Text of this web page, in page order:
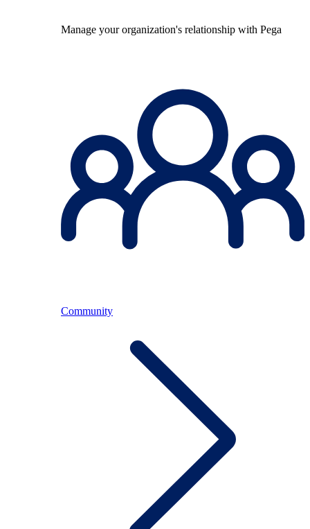
Manage your organization's relationship with Pega
Community